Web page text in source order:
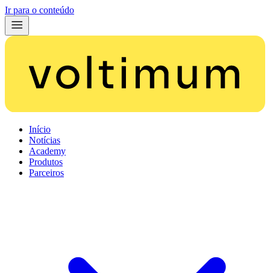
Ir para o conteúdo
Início
Notícias
Academy
Produtos
Parceiros